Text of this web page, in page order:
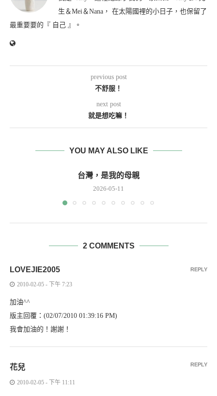
生＆Mei＆Nana， 在太陽國裡的小日子，也保留了
最重要要的『 自己 』。
previous post
不舒服！
next post
就是想吃嘛！
YOU MAY ALSO LIKE
台灣，是我的母親
2026-05-11
2 COMMENTS
LOVEJIE2005
2010-02-05 - 下午 7:23
加油^^
版主回覆：(02/07/2010 01:39:16 PM)
我會加油的！謝謝！
REPLY
花兒
2010-02-05 - 下午 11:11
REPLY